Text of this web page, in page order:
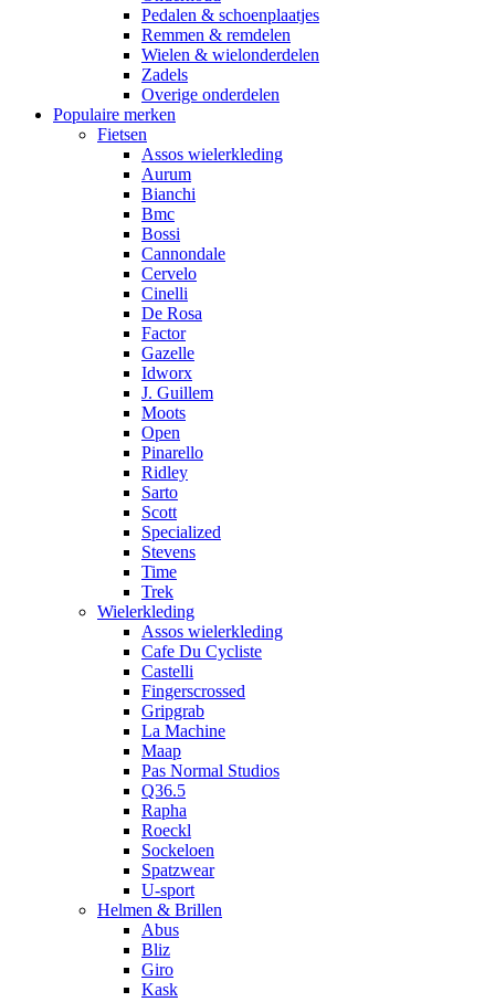
Pedalen & schoenplaatjes
Remmen & remdelen
Wielen & wielonderdelen
Zadels
Overige onderdelen
Populaire merken
Fietsen
Assos wielerkleding
Aurum
Bianchi
Bmc
Bossi
Cannondale
Cervelo
Cinelli
De Rosa
Factor
Gazelle
Idworx
J. Guillem
Moots
Open
Pinarello
Ridley
Sarto
Scott
Specialized
Stevens
Time
Trek
Wielerkleding
Assos wielerkleding
Cafe Du Cycliste
Castelli
Fingerscrossed
Gripgrab
La Machine
Maap
Pas Normal Studios
Q36.5
Rapha
Roeckl
Sockeloen
Spatzwear
U-sport
Helmen & Brillen
Abus
Bliz
Giro
Kask